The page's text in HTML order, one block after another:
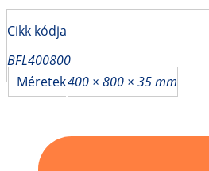
Cikk kódja
BFL400800
Méretek400 × 800 × 35 mm